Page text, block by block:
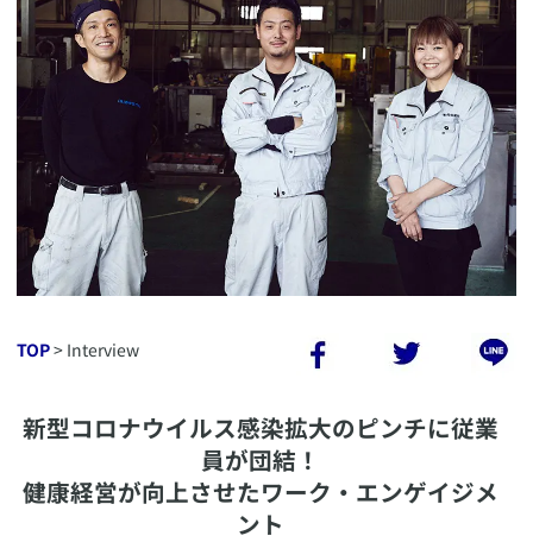
－ 新型コロナウイルス感染拡大
のピンチに従業員が団結！健康
経営が向上させたワーク・エン
ゲイジメント
西田製作所の従業員3名（斉
藤さま、谷口さま、新居さま）
－ 大きくなっても家族のような
会社でありたいから、これから
も健康経営を続けていきます
西田製作所の経営者2名（民
社長、得永副社長）
TOP> Interview
新型コロナウイルス感染拡大のピンチに従業
員が団結！
健康経営が向上させたワーク・エンゲイジメ
ント